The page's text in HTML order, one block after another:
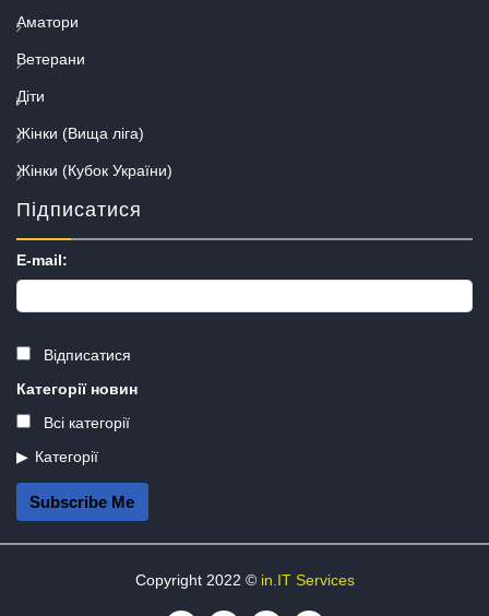
Аматори
Ветерани
Діти
Жінки (Вища ліга)
Жінки (Кубок України)
Підписатися
E-mail:
Відписатися
Категорії новин
Всі категорії
Категорії
Subscribe Me
Copyright 2022 © in.IT Services